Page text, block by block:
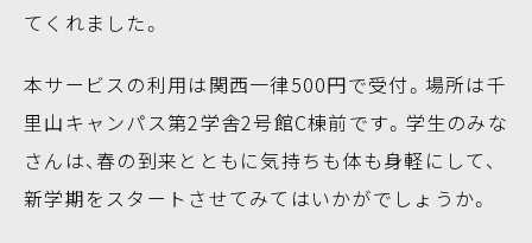
てくれました。
本サービスの利用は関西一律500円で受付。場所は千
里山キャンパス第2学舎2号館C棟前です。学生のみな
さんは、春の到来とともに気持ちも体も身軽にして、
新学期をスタートさせてみてはいかがでしょうか。